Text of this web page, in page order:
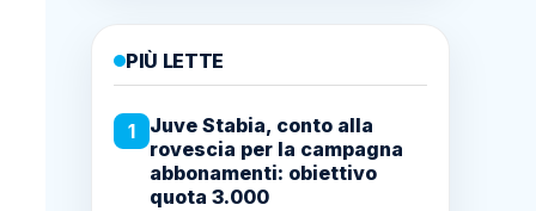
PIÙ LETTE
1
Juve Stabia, conto alla
rovescia per la campagna
abbonamenti: obiettivo
quota 3.000